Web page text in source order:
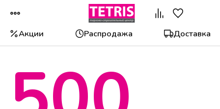
Акции Распродажа Доставка